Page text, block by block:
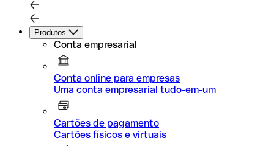
Produtos
Conta empresarial
Conta online para empresas
Uma conta empresarial tudo-em-um
Cartões de pagamento
Cartões físicos e virtuais